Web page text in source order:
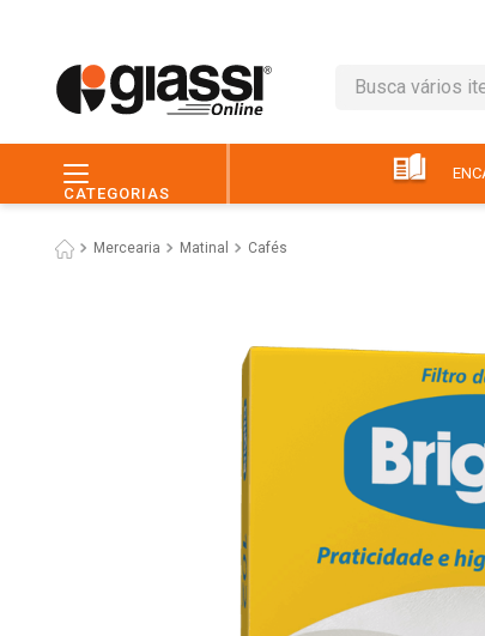
Busca vários
CATEGORIAS
Mercearia Matinal Cafés
café
macarrão
º
pão
9º
10º iogurte